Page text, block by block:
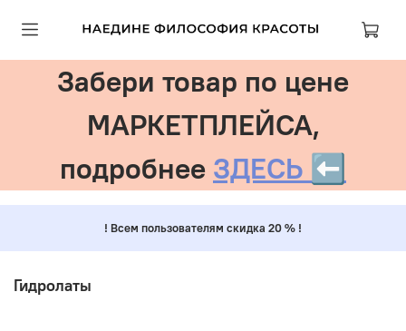
Забери товар по цене
МАРКЕТПЛЕЙСА,
подробнее ЗДЕСЬ ⬅️
! Всем пользователям скидка 20 % !
Гидролаты